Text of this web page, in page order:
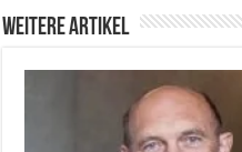
Weitere Artikel